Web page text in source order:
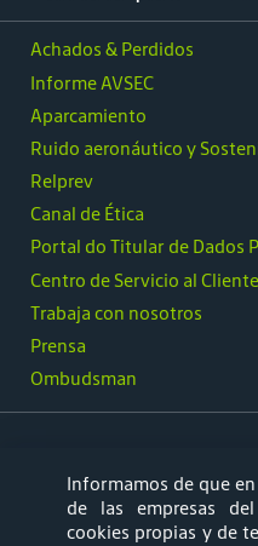
Ombudsman
Achados & Perdidos
Informe AVSEC
Aparcamiento
Ruido aeronáutico y
Relprev
Canal de Ética
Portal do Titular de Dados
Centro de Servicio al Cliente
Trabaja con nosotros
Prensa
síguenos
Informamos de que
de las empresas
cookies propias y de